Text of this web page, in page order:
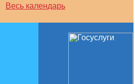
Весь календарь